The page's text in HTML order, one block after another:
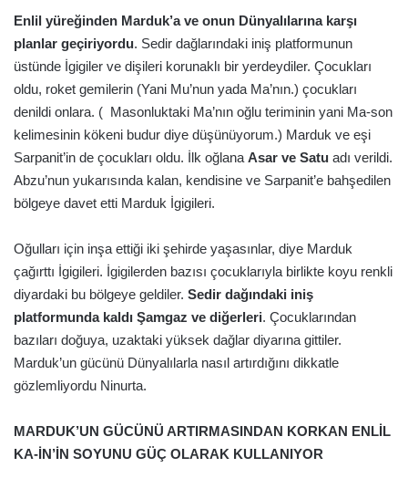
Enlil yüreğinden Marduk’a ve onun Dünyalılarına karşı
planlar geçiriyordu. Sedir dağlarındaki iniş platformunun
üstünde İgigiler ve dişileri korunaklı bir yerdeydiler. Çocukları
oldu, roket gemilerin (Yani Mu’nun yada Ma’nın.) çocukları
denildi onlara. ( Masonluktaki Ma’nın oğlu teriminin yani Ma-son
kelimesinin kökeni budur diye düşünüyorum.) Marduk ve eşi
Sarpanit’in de çocukları oldu. İlk oğlana Asar ve Satu adı verildi.
Abzu’nun yukarısında kalan, kendisine ve Sarpanit’e bahşedilen
bölgeye davet etti Marduk İgigileri.
Oğulları için inşa ettiği iki şehirde yaşasınlar, diye Marduk
çağırttı İgigileri. İgigilerden bazısı çocuklarıyla birlikte koyu renkli
diyardaki bu bölgeye geldiler. Sedir dağındaki iniş
platformunda kaldı Şamgaz ve diğerleri. Çocuklarından
bazıları doğuya, uzaktaki yüksek dağlar diyarına gittiler.
Marduk’un gücünü Dünyalılarla nasıl artırdığını dikkatle
gözlemliyordu Ninurta.
MARDUK’UN GÜCÜNÜ ARTIRMASINDAN KORKAN ENLİL
KA-İN’İN SOYUNU GÜÇ OLARAK KULLANIYOR